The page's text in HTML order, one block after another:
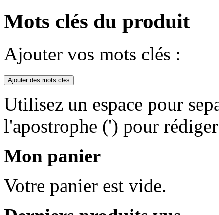
Mots clés du produit
Ajouter vos mots clés :
Ajouter des mots clés
Utilisez un espace pour
l'apostrophe (') pour
Mon panier
Votre panier est vide.